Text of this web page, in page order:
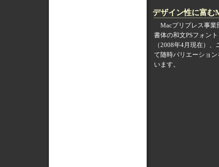
デザイン性に富む
Macプリプレス事業
書体の和文PSフォン
（2008年4月現在）
て随時バリエーショ
います。